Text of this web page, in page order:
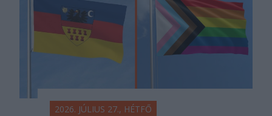
2026. JÚLIUS 27., HÉTFŐ